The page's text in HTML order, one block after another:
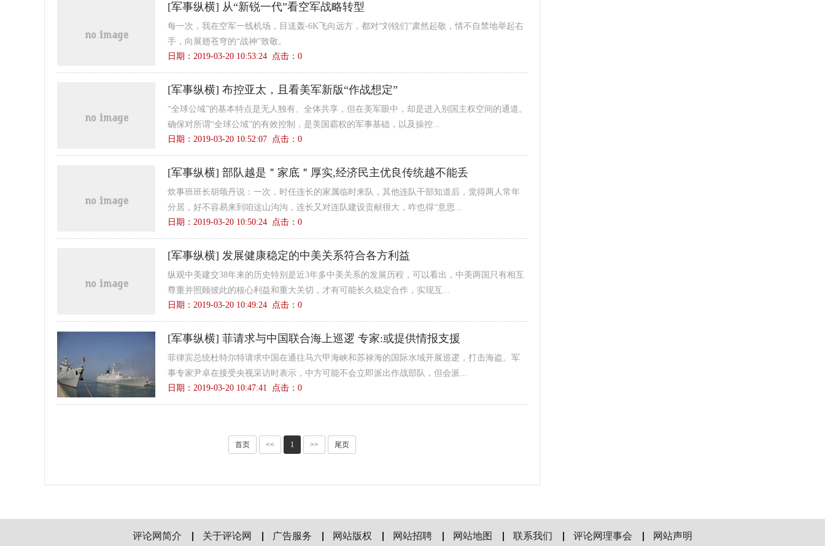
[军事纵横] 从“新锐一代”看空军战略转型
每一次，我在空军一线机场，目送轰-6K飞向远方，都对“刘锐们”肃然起敬，情不自禁地举起右
手，向展翅苍穹的“战神”致敬。
日期：2019-03-20 10:53:24 点击： 0
[军事纵横] 布控亚太，且看美军新版“作战想定”
“全球公域”的基本特点是无人独有、全体共享，但在美军眼中，却是进入别国主权空间的通道。
确保对所谓“全球公域”的有效控制，是美国霸权的军事基础，以及操控...
日期：2019-03-20 10:52:07 点击： 0
[军事纵横] 部队越是＂家底＂厚实,经济民主优良传统越不能丢
炊事班班长胡颂丹说：一次，时任连长的家属临时来队，其他连队干部知道后，觉得两人常年
分居，好不容易来到咱这山沟沟，连长又对连队建设贡献很大，咋也得“意思...
日期：2019-03-20 10:50:24 点击： 0
[军事纵横] 发展健康稳定的中美关系符合各方利益
纵观中美建交38年来的历史特别是近3年多中美关系的发展历程，可以看出，中美两国只有相互
尊重并照顾彼此的核心利益和重大关切，才有可能长久稳定合作，实现互...
日期：2019-03-20 10:49:24 点击： 0
[军事纵横] 菲请求与中国联合海上巡逻 专家:或提供情报支援
菲律宾总统杜特尔特请求中国在通往马六甲海峡和苏禄海的国际水域开展巡逻，打击海盗。军
事专家尹卓在接受央视采访时表示，中方可能不会立即派出作战部队，但会派...
日期：2019-03-20 10:47:41 点击： 0
首页 << 1 >> 尾页
评论网简介 关于评论网 广告服务 网站版权 网站招聘 网站地图 联系我们 评论网理事会 网站声明